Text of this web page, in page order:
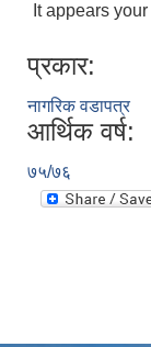
It appears
प्रकार:
नागरिक वडापत्र
आर्थिक वर्ष:
७५/७६